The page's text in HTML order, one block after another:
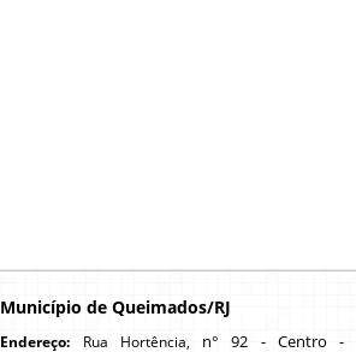
Município de Queimados/RJ
Endereço: Rua Hortência, n° 92 - Centro -